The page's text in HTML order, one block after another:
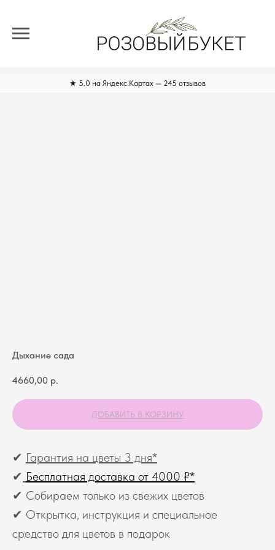
★ 5.0 на Яндекс.Картах — 245 отзывов
Дыхание сада
4660,00 р.
ДОБАВИТЬ В КОРЗИНУ
✔ Гарантия на цветы 3 дня*
✔ Бесплатная доставка от 4000 ₽*
✔ Собираем только из свежих цветов
✔ Открытка, инструкция и специальное
средство для цветов в подарок